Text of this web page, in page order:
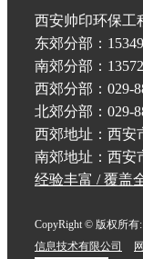
西安帅印环保工
东郊分部：
南郊分部：
西郊分部：029-
北郊分部：029-
西郊地址：西安
南郊地址：西安
经验丰富 / 覆盖
CopyRight © 版权所有:
信息技术有限公司